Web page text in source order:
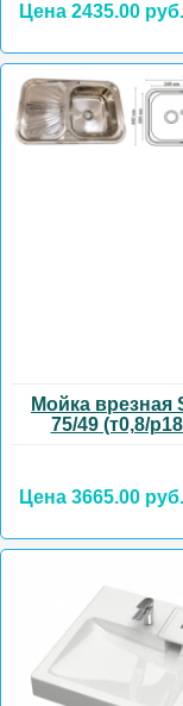
Цена 2435.00 руб.
Мойка врезная
75/49 (т0,8/
Цена 3665.00 руб.